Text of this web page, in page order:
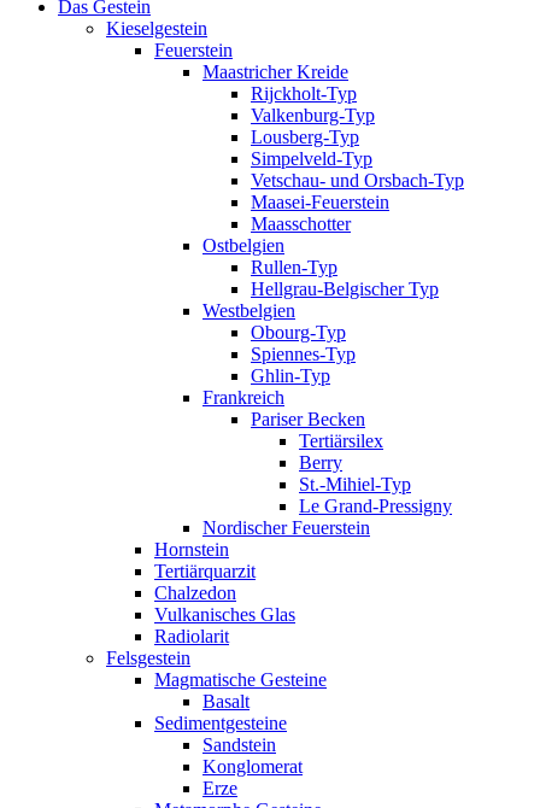
Das Gestein
Kieselgestein
Feuerstein
Maastricher Kreide
Rijckholt-Typ
Valkenburg-Typ
Lousberg-Typ
Simpelveld-Typ
Vetschau- und Orsbach-Typ
Maasei-Feuerstein
Maasschotter
Ostbelgien
Rullen-Typ
Hellgrau-Belgischer Typ
Westbelgien
Obourg-Typ
Spiennes-Typ
Ghlin-Typ
Frankreich
Pariser Becken
Tertiärsilex
Berry
St.-Mihiel-Typ
Le Grand-Pressigny
Nordischer Feuerstein
Hornstein
Tertiärquarzit
Chalzedon
Vulkanisches Glas
Radiolarit
Felsgestein
Magmatische Gesteine
Basalt
Sedimentgesteine
Sandstein
Konglomerat
Erze